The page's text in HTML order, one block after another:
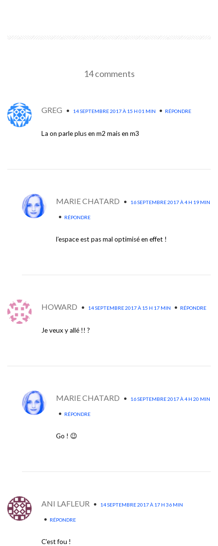
14 comments
GREG • 14 SEPTEMBRE 2017 À 15 H 01 MIN • RÉPONDRE
La on parle plus en m2 mais en m3
MARIE CHATARD • 16 SEPTEMBRE 2017 À 4 H 19 MIN
• RÉPONDRE
l’espace est pas mal optimisé en effet !
HOWARD • 14 SEPTEMBRE 2017 À 15 H 17 MIN • RÉPONDRE
Je veux y allé !! ?
MARIE CHATARD • 16 SEPTEMBRE 2017 À 4 H 20 MIN
• RÉPONDRE
Go ! 😉
ANI LAFLEUR • 14 SEPTEMBRE 2017 À 17 H 36 MIN
• RÉPONDRE
C’est fou !